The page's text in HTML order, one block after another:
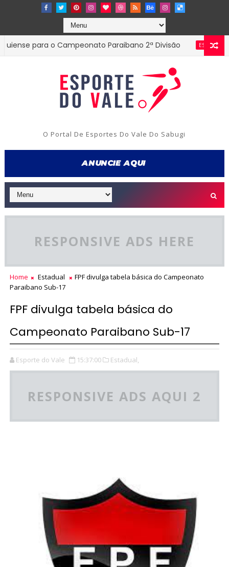
para o Campeonato Paraibano 2ª Divisão ESTADUAL
O Portal De Esportes Do Vale Do Sabugi
RESPONSIVE ADS HERE
Home Estadual
FPF divulga tabela básica do Campeonato
Paraibano Sub-17
FPF divulga tabela básica do
Campeonato Paraibano Sub-17
Esporte do Vale 15:37:00 Estadual,
RESPONSIVE ADS AQUI 2